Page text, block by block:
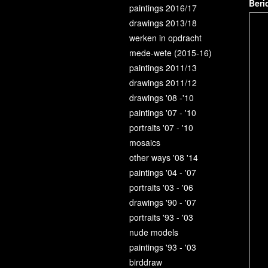
paintings 2016/17
drawings 2013/18
werken in opdracht
mede-wete (2015-16)
paintings 2011/13
drawings 2011/12
drawings '08 -'10
paintings '07 - '10
portraits '07 - '10
mosaics
other ways '08 '14
paintings '04 - '07
portraits '03 - '06
drawings '90 - '07
portraits '93 - '03
nude models
paintings '93 - '03
birddraw